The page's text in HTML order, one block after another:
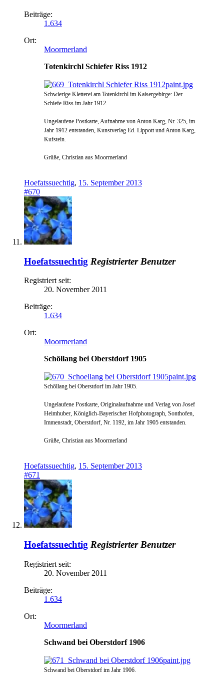
Beiträge:
1.634
Ort:
Moormerland
Totenkirchl Schiefer Riss 1912
Schwierige Kletterei am Totenkirchl im Kaisergebirge: Der
Schiefe Riss im Jahr 1912.
Ungelaufene Postkarte, Aufnahme von Anton Karg, Nr. 325, im
Jahr 1912 entstanden, Kunstverlag Ed. Lippott und Anton Karg,
Kufstein.
Grüße, Christian aus Moormerland
Hoefatssuechtig, 15. September 2013
#670
Hoefatssuechtig Registrierter Benutzer
Registriert seit:
20. November 2011
Beiträge:
1.634
Ort:
Moormerland
Schöllang bei Oberstdorf 1905
Schöllang bei Oberstdorf im Jahr 1905.
Ungelaufene Postkarte, Originalaufnahme und Verlag von Josef
Heimhuber, Königlich-Bayerischer Hofphotograph, Sonthofen,
Immenstadt, Oberstdorf, Nr. 1192, im Jahr 1905 entstanden.
Grüße, Christian aus Moormerland
Hoefatssuechtig, 15. September 2013
#671
Hoefatssuechtig Registrierter Benutzer
Registriert seit:
20. November 2011
Beiträge:
1.634
Ort:
Moormerland
Schwand bei Oberstdorf 1906
Schwand bei Oberstdorf im Jahr 1906.